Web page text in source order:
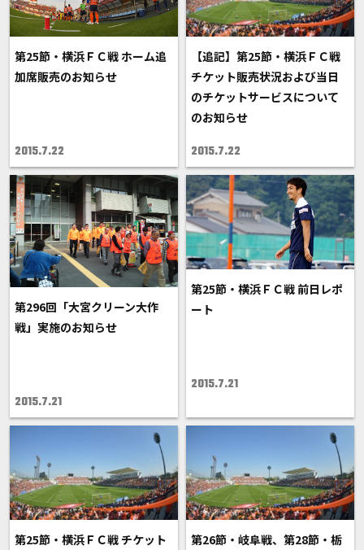
第25節・横浜ＦＣ戦 ホーム追
加席販売のお知らせ
2015.7.22
【追記】第25節・横浜ＦＣ戦
チケット販売状況および当日
のチケットサービスについて
のお知らせ
2015.7.22
第296回「大宮クリーン大作
戦」実施のお知らせ
2015.7.21
第25節・横浜ＦＣ戦 前日レポ
ート
2015.7.21
第25節・横浜ＦＣ戦 チケット
第26節・岐阜戦、第28節・栃